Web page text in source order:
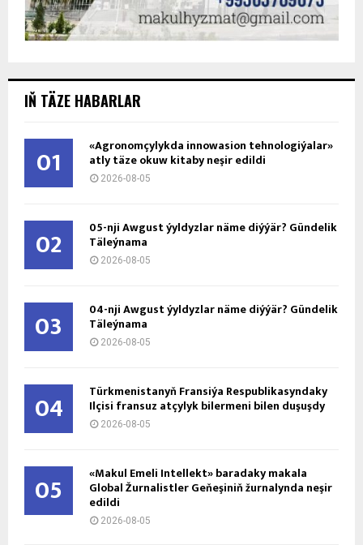
IŇ TÄZE HABARLAR
01 «Agronomçylykda innowasion tehnologiýalar»
atly täze okuw kitaby neşir edildi
2026-08-05
02 05-nji Awgust ýyldyzlar näme diýýär? Gündelik
Täleýnama
2026-08-05
03 04-nji Awgust ýyldyzlar näme diýýär? Gündelik
Täleýnama
2026-08-05
04 Türkmenistanyň Fransiýa Respublikasyndaky
Ilçisi fransuz atçylyk bilermeni bilen duşuşdy
2026-08-05
05 «Makul Emeli Intellekt» baradaky makala
Global Žurnalistler Geňeşiniň žurnalynda neşir
edildi
2026-08-05